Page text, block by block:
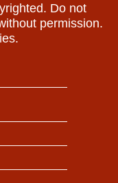
Do not
permission.